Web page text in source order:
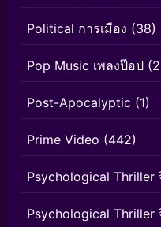
Political การเมือง (38)
Pop Music เพลงป๊อป
Post-Apocalyptic (1)
Prime Video (442)
Psychological Thriller
Psychological Thriller